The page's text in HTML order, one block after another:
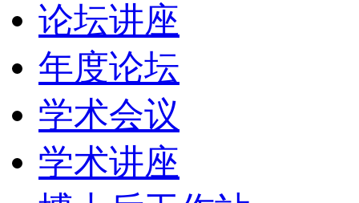
论坛讲座
年度论坛
学术会议
学术讲座